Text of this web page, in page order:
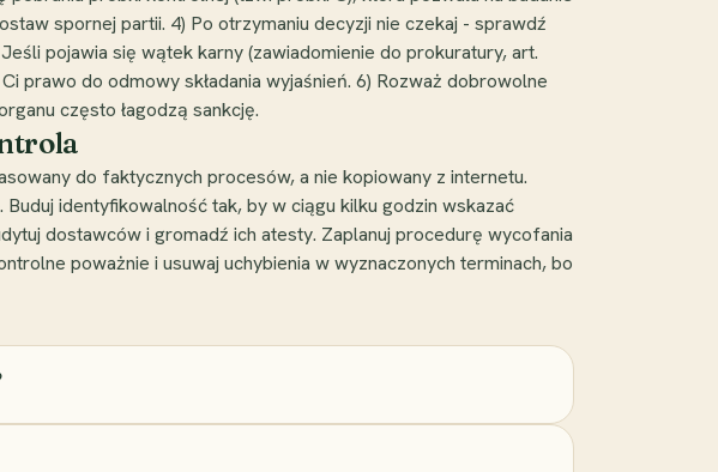
spornej partii. 4) Po otrzymaniu decyzji nie czekaj - sprawdź
pojawia się wątek karny (zawiadomienie do prokuratury, art.
prawo do odmowy składania wyjaśnień. 6) Rozważ dobrowolne
często łagodzą sankcję.
do faktycznych procesów, a nie kopiowany z internetu.
identyfikowalność tak, by w ciągu kilku godzin wskazać
dostawców i gromadź ich atesty. Zaplanuj procedurę wycofania
poważnie i usuwaj uchybienia w wyznaczonych terminach, bo